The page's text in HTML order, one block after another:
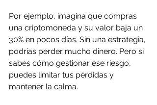
Por ejemplo, imagina que compras
una criptomoneda y su valor baja un
30% en pocos días. Sin una estrategia,
podrías perder mucho dinero. Pero si
sabes cómo gestionar ese riesgo,
puedes limitar tus pérdidas y
mantener la calma.